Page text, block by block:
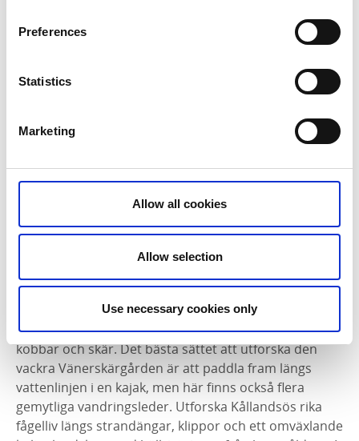
Preferences
Statistics
Marketing
Allow all cookies
Allow selection
Use necessary cookies only
2007. Fasadens naturinspirerade design följer med
även när du kliver in i huset. Här inne hittar du
och ett hotell.
Utanför naturum kan du se Europas största
insjöskärgård ta sin början med omkring 22 000 öar,
kobbar och skär. Det bästa sättet att utforska den
vackra Vänerskärgården är att paddla fram längs
vattenlinjen i en kajak, men här finns också flera
gemytliga vandringsleder. Utforska Kållandsös rika
fågelliv längs strandängar, klippor och ett omväxlande